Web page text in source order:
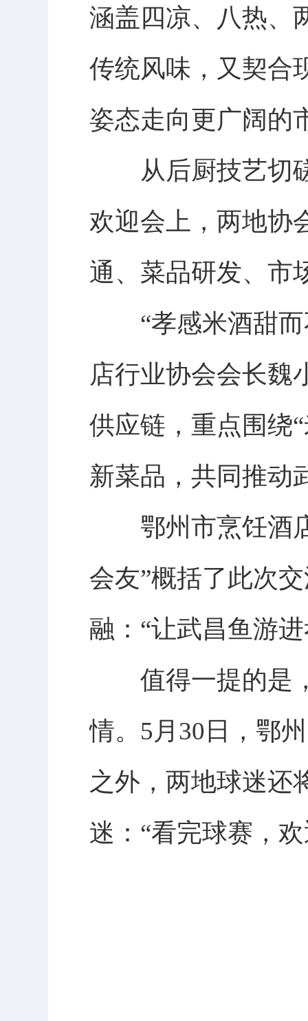
涵盖四凉、八热、
传统风味，又契合
姿态走向更广阔的
从后厨技艺切磋
欢迎会上，两地协
通、菜品研发、市
“孝感米酒甜而
店行业协会会长魏
供应链，重点围绕
新菜品，共同推动
鄂州市烹饪酒店
会友”概括了此次
融：“让武昌鱼游
值得一提的是，
情。5月30日，鄂
之外，两地球迷还
迷：“看完球赛，